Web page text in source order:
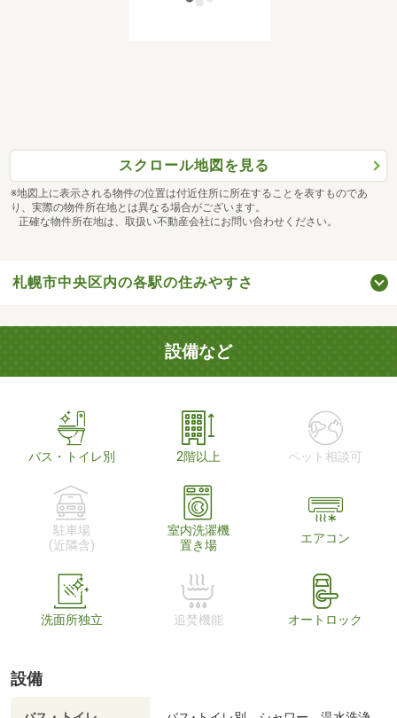
スクロール地図を見る
※地図上に表示される物件の位置は付近住所に所在することを表すものであ
り、実際の物件所在地とは異なる場合がございます。
正確な物件所在地は、取扱い不動産会社にお問い合わせください。
札幌市中央区内の各駅の住みやすさ
設備など
バス・トイレ別 2階以上 ペット相談可
駐車場
(近隣含)
室内洗濯機
置き場
エアコン
洗面所独立 追焚機能 オートロック
設備